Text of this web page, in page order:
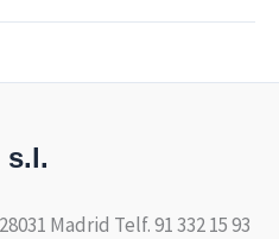
s.l.
Madrid Telf. 91 332 15 93